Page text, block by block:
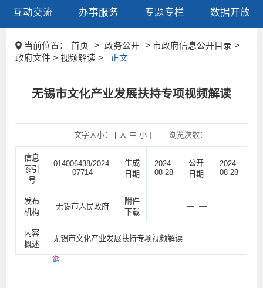
互动交流 办事服务 专题专栏 数据开放
当前位置： 首页 > 政务公开
> 市政府信息公开目录 >
政府文件 > 视频解读 >
正文
无锡市文化产业发展扶持专项视频解读
文字大小： [ 大 中 小] 浏览次数：
信息
索引
号
014006438/2024-
07714
生成
日期
2024-
08-28
公开
日期
2024-
08-28
发布
机构
无锡市人民政府
附件
下载
— —
内容
概述
无锡市文化产业发展扶持专项视频解读